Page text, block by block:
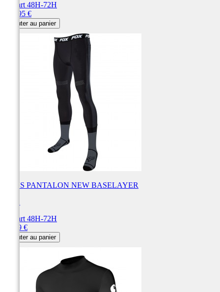
Départ 48H-72H
104,95 €
Ajouter au panier
SOUS PANTALON NEW BASELAYER
Départ 48H-72H
79,99 €
Ajouter au panier